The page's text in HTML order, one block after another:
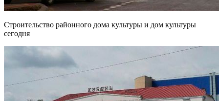
Строительство районного дома культуры и дом культуры
сегодня